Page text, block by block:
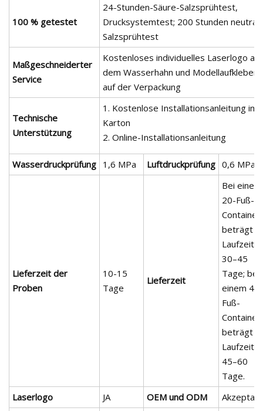
100 % getestet
24-Stunden-Säure-Salzsprühtest,
Drucksystemtest; 200 Stunden
Salzsprühtest
Maßgeschneiderter
Service
Kostenloses individuelles Laserlogo auf
dem Wasserhahn und Modellaufkleber
auf der Verpackung
Technische
Unterstützung
1. Kostenlose Installationsanleitung im
Karton
2. Online-Installationsanleitung
Wasserdruckprüfung 1,6 MPa Luftdruckprüfung 0,6 MPa
Lieferzeit der
Proben
10-15
Tage
Lieferzeit
Bei einem
20-Fuß-
Container
beträgt
Laufzeit
30–45
Tage; bei
einem 40-
Fuß-
Container
beträgt
Laufzeit
45–60
Tage.
Laserlogo
JA OEM und ODM